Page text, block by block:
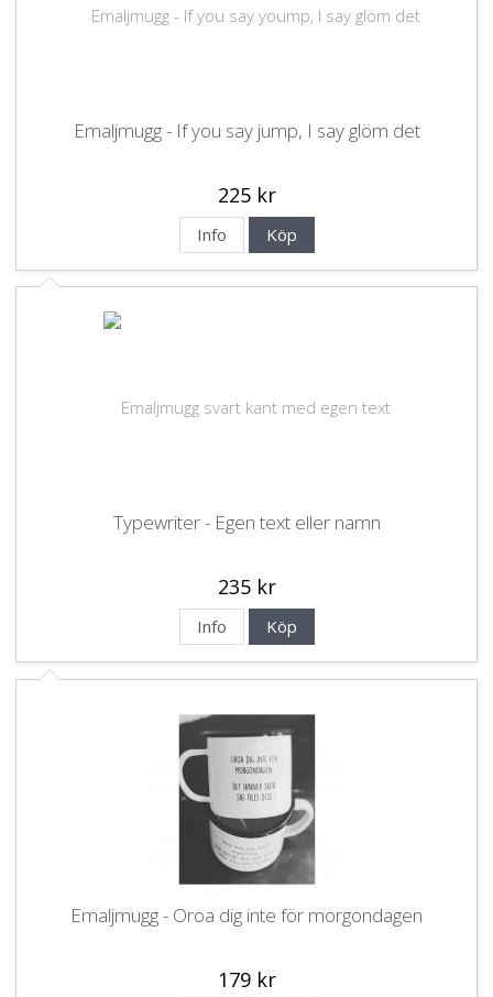
Emaljmugg - If you say jump, I say glöm det
225 kr
Info Köp
Typewriter - Egen text eller namn
235 kr
Info Köp
Emaljmugg - Oroa dig inte för morgondagen
179 kr